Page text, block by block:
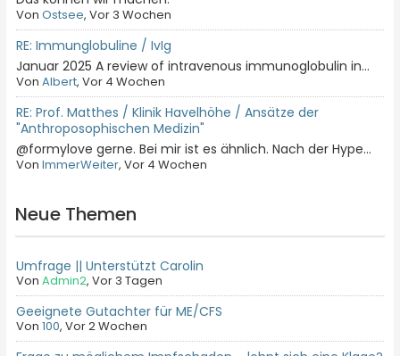
VonOstsee, Vor 3 Wochen
RE: Immunglobuline / IvIg
Januar 2025 A review of intravenous immunoglobulin in...
VonAlbert, Vor 4 Wochen
RE: Prof. Matthes / Klinik Havelhöhe / Ansätze der
"Anthroposophischen Medizin"
@formylove gerne. Bei mir ist es ähnlich. Nach der Hype...
VonImmerWeiter, Vor 4 Wochen
Neue Themen
Umfrage || Unterstützt Carolin
VonAdmin2,Vor 3 Tagen
Geeignete Gutachter für ME/CFS
Von100,Vor 2 Wochen